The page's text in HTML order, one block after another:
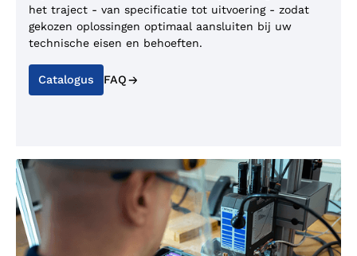
het traject - van specificatie tot uitvoering - zodat
gekozen oplossingen optimaal aansluiten bij uw
technische eisen en behoeften.
Catalogus FAQ